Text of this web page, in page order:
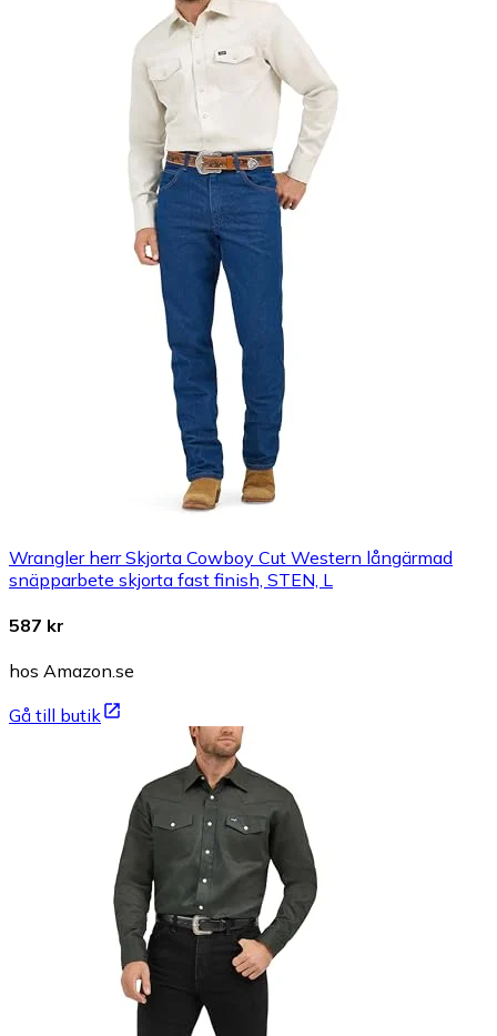
Wrangler herr Skjorta Cowboy Cut Western långärmad
snäpparbete skjorta fast finish, STEN, L
587 kr
hos Amazon.se
Gå till butik